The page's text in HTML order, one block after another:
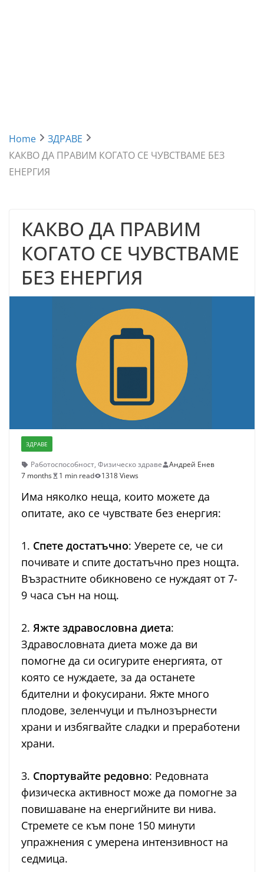
Home
ЗДРАВЕ
КАКВО ДА ПРАВИМ КОГАТО СЕ ЧУВСТВАМЕ БЕЗ
ЕНЕРГИЯ
КАКВО ДА ПРАВИМ
КОГАТО СЕ ЧУВСТВАМЕ
БЕЗ ЕНЕРГИЯ
ЗДРАВЕ
Работоспособност, Физическо здраве
Андрей Енев
7 months
1 min read 1318 Views
Има няколко неща, които можете да
опитате, ако се чувствате без енергия:
1. Спете достатъчно: Уверете се, че си
почивате и спите достатъчно през нощта.
Възрастните обикновено се нуждаят от 7-
9 часа сън на нощ.
2. Яжте здравословна диета:
Здравословната диета може да ви
помогне да си осигурите енергията, от
която се нуждаете, за да останете
бдителни и фокусирани. Яжте много
плодове, зеленчуци и пълнозърнести
храни и избягвайте сладки и преработени
храни.
3. Спортувайте редовно: Редовната
физическа активност може да помогне за
повишаване на енергийните ви нива.
Стремете се към поне 150 минути
упражнения с умерена интензивност на
седмица.